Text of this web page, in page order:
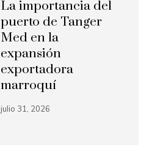
La importancia del
puerto de Tanger
Med en la
expansión
exportadora
marroquí
julio 31, 2026